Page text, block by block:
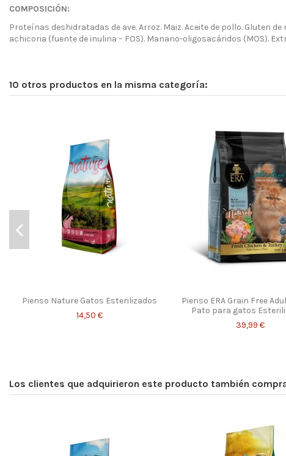
COMPOSICIÓN:
Proteínas deshidratadas de ave. Arroz. Maiz. Aceite de pollo. Gluten
achicoria (fuente de inulina – FOS). Manano-oligosacáridos (MOS).
10 otros productos en la misma categoría:
Pienso Nature Gatos Esterilizados
14,50 €
Pienso ERA Grain Free
Pato para gatos
39,99 €
Los clientes que adquirieron este producto también